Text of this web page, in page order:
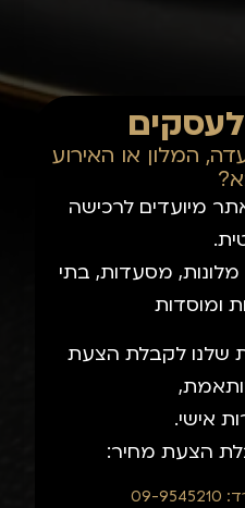
לעסקים
המלון או האירוע
מיועדים לרכישה
מסעדות, בתי
ומוסדות
שלנו לקבלת הצעת
אישי.
הצעת מחיר: